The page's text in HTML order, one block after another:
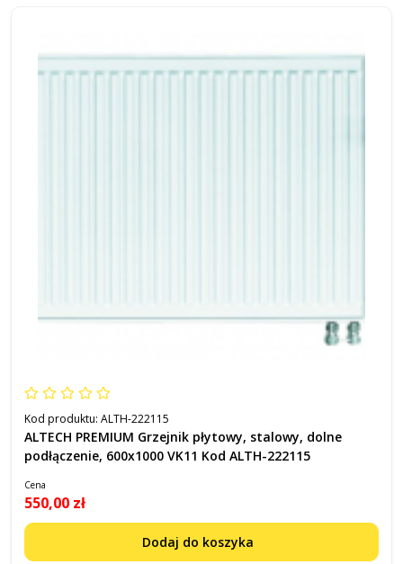
Kod produktu: ALTH-222115
ALTECH PREMIUM Grzejnik płytowy, stalowy, dolne
podłączenie, 600x1000 VK11 Kod ALTH-222115
Cena
550,00 zł
Dodaj do koszyka